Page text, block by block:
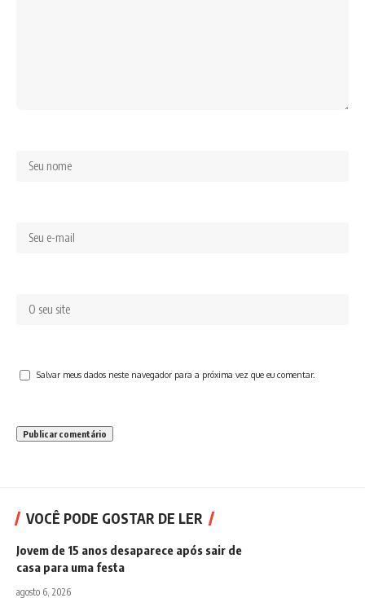
Salvar meus dados neste navegador para a próxima vez que eu comentar.
VOCÊ PODE GOSTAR DE LER
Jovem de 15 anos desaparece após sair de
casa para uma festa
agosto 6, 2026